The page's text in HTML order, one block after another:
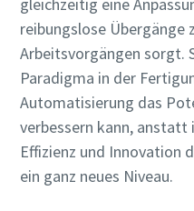
reibungslose Übergänge
Arbeitsvorgängen sorgt.
Paradigma in der
Automatisierung das
verbessern kann, anstatt
Effizienz und Innovation
ein ganz neues Niveau.